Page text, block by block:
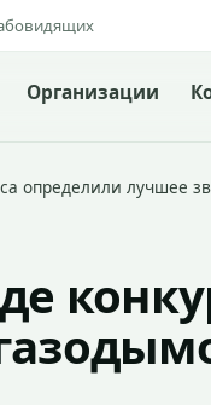
Организации
определили лучшее